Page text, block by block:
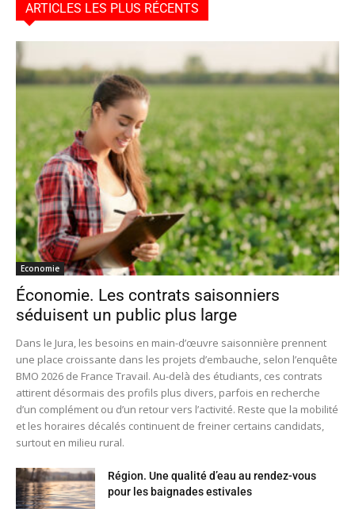
ARTICLES LES PLUS RÉCENTS
Economie
Économie. Les contrats saisonniers
séduisent un public plus large
Dans le Jura, les besoins en main-d’œuvre saisonnière prennent
une place croissante dans les projets d’embauche, selon l’enquête
BMO 2026 de France Travail. Au-delà des étudiants, ces contrats
attirent désormais des profils plus divers, parfois en recherche
d’un complément ou d’un retour vers l’activité. Reste que la mobilité
et les horaires décalés continuent de freiner certains candidats,
surtout en milieu rural.
Région. Une qualité d’eau au rendez-vous
pour les baignades estivales